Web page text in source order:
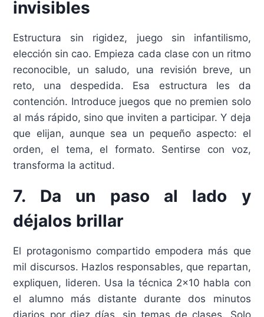
invisibles
Estructura sin rigidez, juego sin infantilismo,
elección sin cao. Empieza cada clase con un ritmo
reconocible, un saludo, una revisión breve, un
reto, una despedida. Esa estructura les da
contención. Introduce juegos que no premien solo
al más rápido, sino que inviten a participar. Y deja
que elijan, aunque sea un pequeño aspecto: el
orden, el tema, el formato. Sentirse con voz,
transforma la actitud.
7. Da un paso al lado y
déjalos brillar
El protagonismo compartido empodera más que
mil discursos. Hazlos responsables, que repartan,
expliquen, lideren. Usa la técnica 2×10 habla con
el alumno más distante durante dos minutos